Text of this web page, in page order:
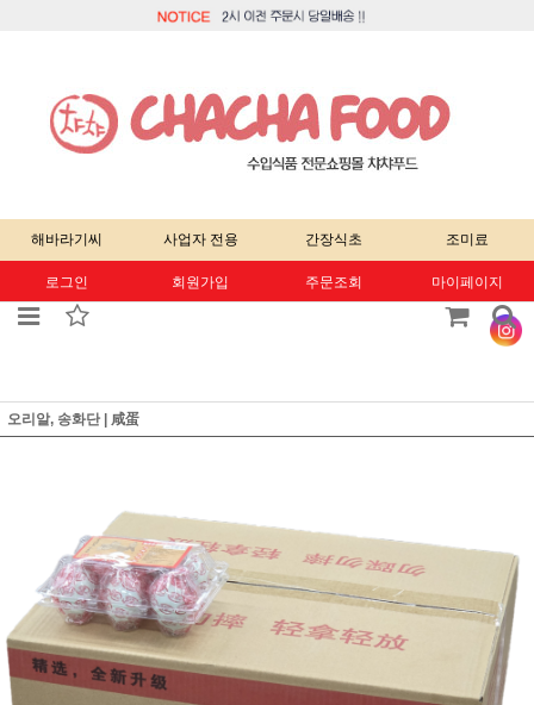
해바라기씨 사업자 전용 간장식초 조미료
로그인 회원가입 주문조회 마이페이지
오리알, 송화단 | 咸蛋